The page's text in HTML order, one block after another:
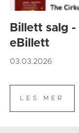
Billett salg
eBillett
03.03.2026